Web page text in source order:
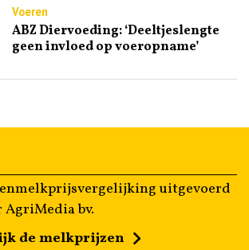
Voeren
ABZ Diervoeding: ‘Deeltjeslengte
geen invloed op voeropname’
uitgevoerd
AgriMedia bv.
de melkprijzen